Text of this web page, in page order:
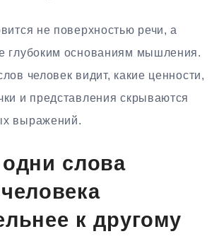
не поверхностью речи, а
глубоким основаниям мышления.
человек видит, какие ценности,
и представления скрываются
выражений.
слова
к другому